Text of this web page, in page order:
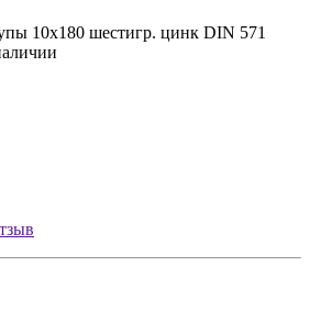
10х180 шестигр. цинк DIN 571